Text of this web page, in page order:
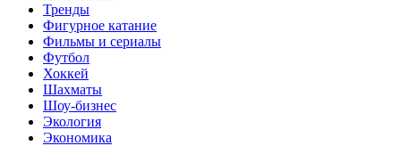
Тренды
Фигурное катание
Фильмы и сериалы
Футбол
Хоккей
Шахматы
Шоу-бизнес
Экология
Экономика